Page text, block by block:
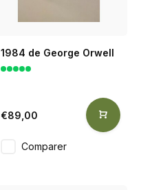
1984 de George Orwell
€89,00
Comparer